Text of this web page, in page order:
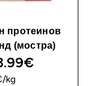
протеинов
(мостра)
kg